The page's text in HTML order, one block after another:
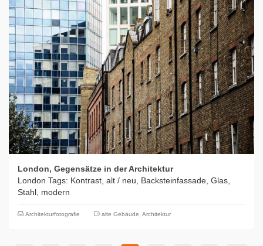
London, Gegensätze in der Architektur
London Tags: Kontrast, alt / neu, Backsteinfassade, Glas,
Stahl, modern
Architekturfotografie alte Gebäude, Architektur